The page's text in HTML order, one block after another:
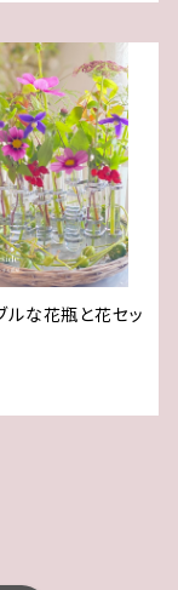
ルな花瓶と花セッ